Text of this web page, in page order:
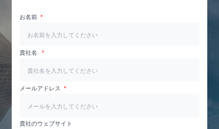
お名前
貴社名
メールアドレス
貴社のウェブサイト